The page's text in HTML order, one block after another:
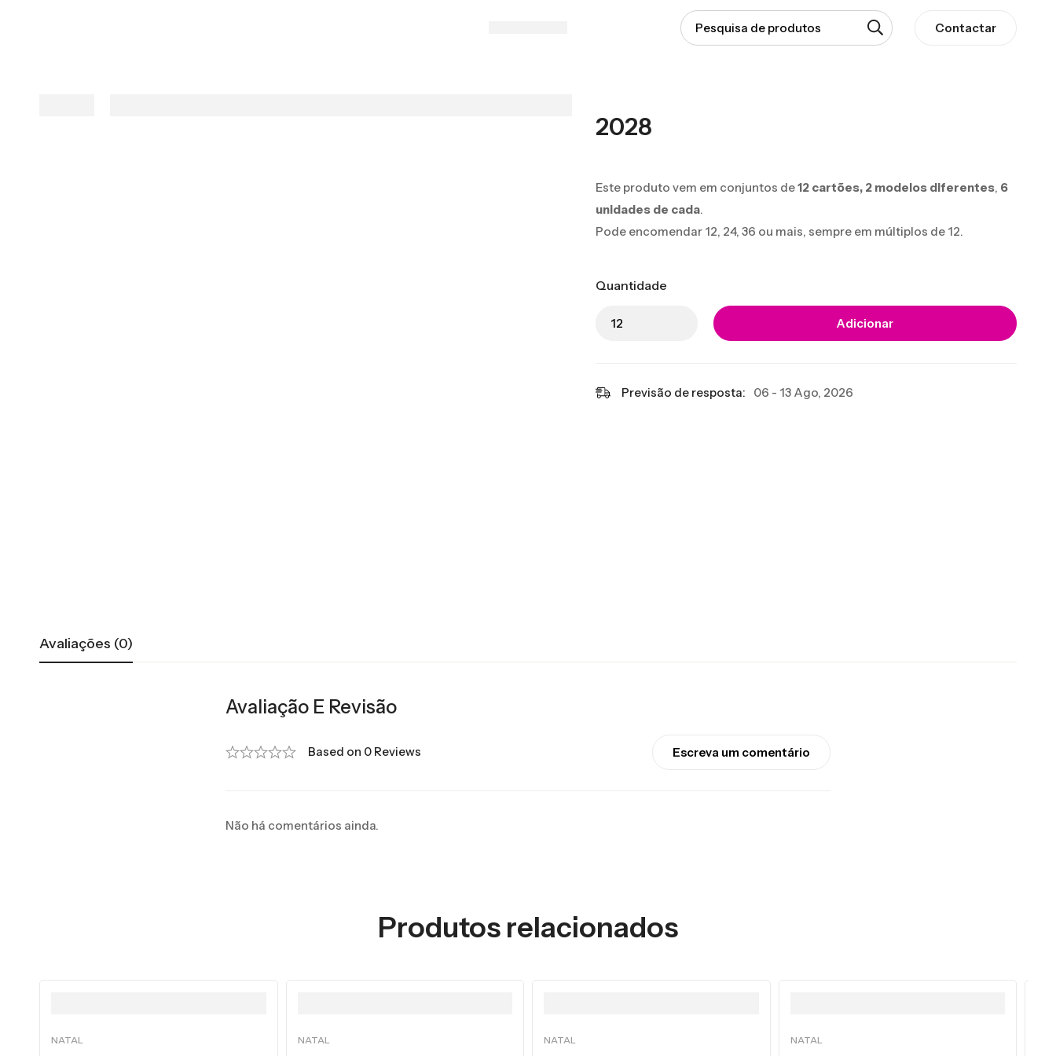
Contactar
2028
Este produto vem em conjuntos de12 cartões, 2 modelos diferentes, 6
unidades de cada.
Pode encomendar 12, 24, 36 ou mais, sempre em múltiplos de 12.
Quantidade
Adicionar
Previsão de resposta: 06 - 13 Ago, 2026
Avaliações (0)
Avaliação E Revisão
Based on 0 Reviews Escreva um comentário
Não há comentários ainda.
Produtos relacionados
NATAL NATAL NATAL NATAL